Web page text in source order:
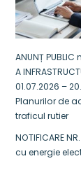
ANUNȚ PUBLIC
A
01.07.2026 –
Planurilor de
traficul rutier
NOTIFICARE
cu energie